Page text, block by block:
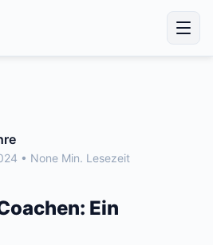
• None Min. Lesezeit
Ein